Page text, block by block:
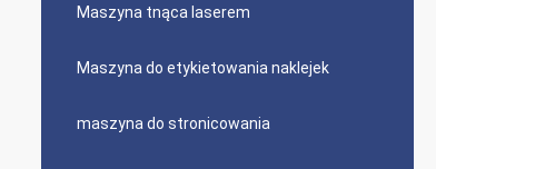
Maszyna tnąca laserem
Maszyna do etykietowania naklejek
maszyna do stronicowania